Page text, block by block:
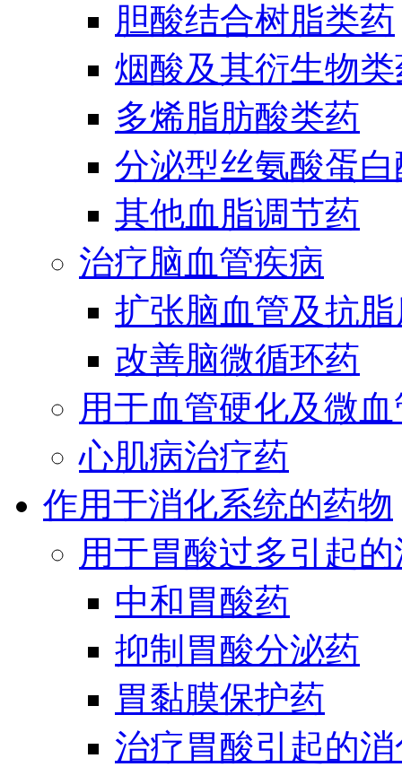
胆酸结合树脂类药
烟酸及其衍生物
多烯脂肪酸类药
分泌型丝氨酸蛋
其他血脂调节药
治疗脑血管疾病
扩张脑血管及抗
改善脑微循环药
用于血管硬化及微
心肌病治疗药
作用于消化系统的药物
用于胃酸过多引起
中和胃酸药
抑制胃酸分泌药
胃黏膜保护药
治疗胃酸引起的